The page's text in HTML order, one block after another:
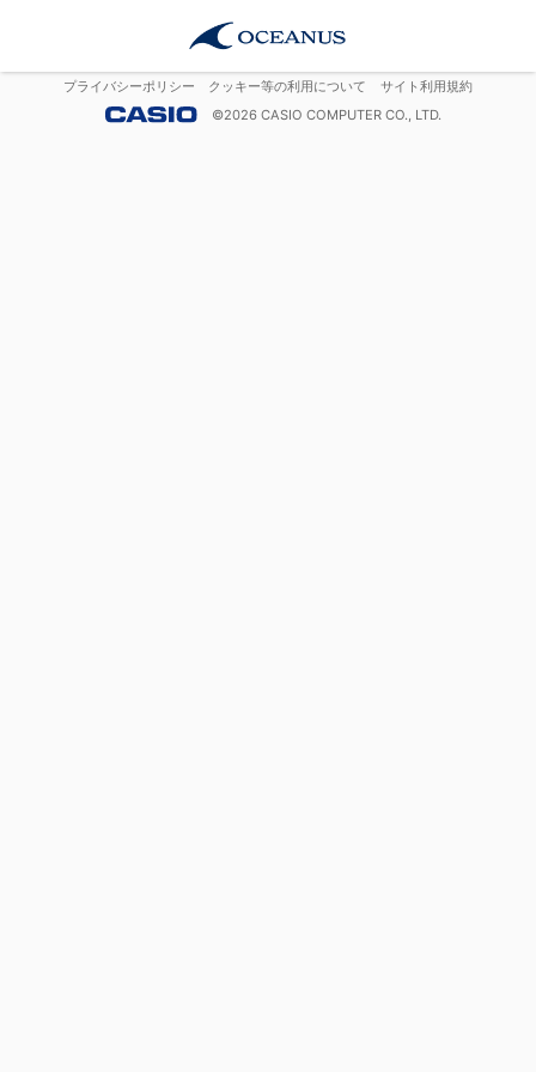
プライバシーポリシー クッキー等の利用について
サイト利用規約
©2026 CASIO COMPUTER CO., LTD.